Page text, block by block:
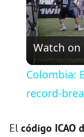
Watch on
Colombia:
record-
El código ICAO